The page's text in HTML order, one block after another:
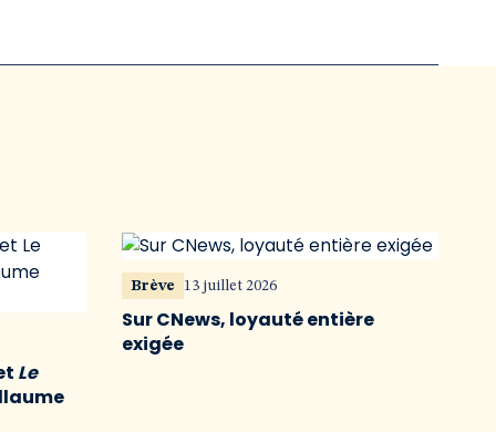
Le
Brève 13 juillet 2026
Sur CNews, loyauté entière
exigée